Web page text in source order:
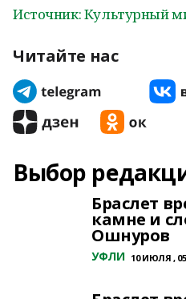
Источник: Культурный
Читайте нас
Выбор
Браслет
камне и
Ошнуров
УФЛИ 10 ИЮЛЯ ,